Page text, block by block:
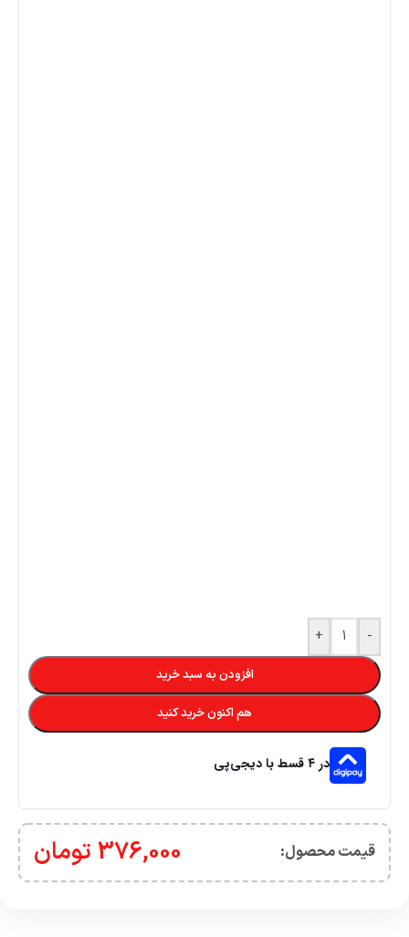
-
+
افزودن به سبد خرید
هم اکنون خرید کنید
در ۴ قسط با دیجی‌پی
قیمت محصول:​ 376,000 تومان